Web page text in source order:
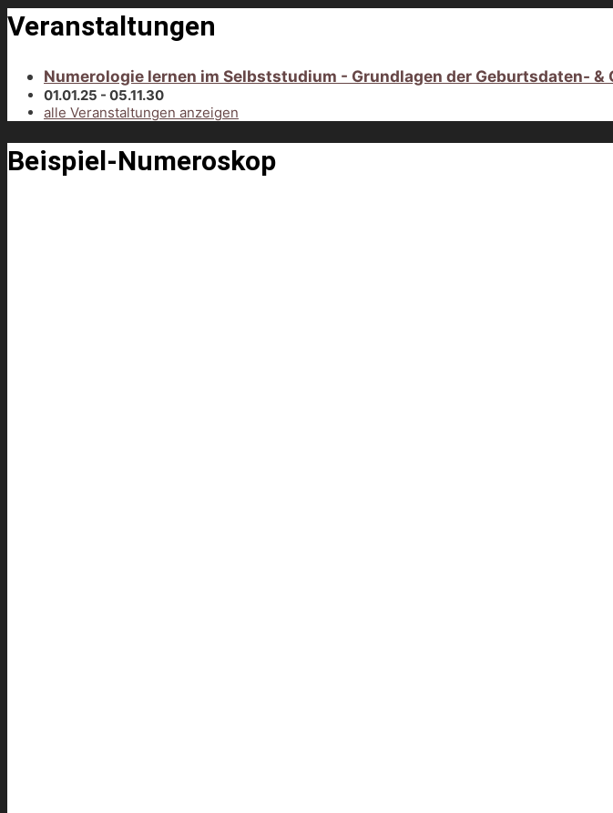
Veranstaltungen
Numerologie lernen im Selbststudium - Grundlagen der Geburtsdaten- &
01.01.25 - 05.11.30
alle Veranstaltungen anzeigen
Beispiel-Numeroskop